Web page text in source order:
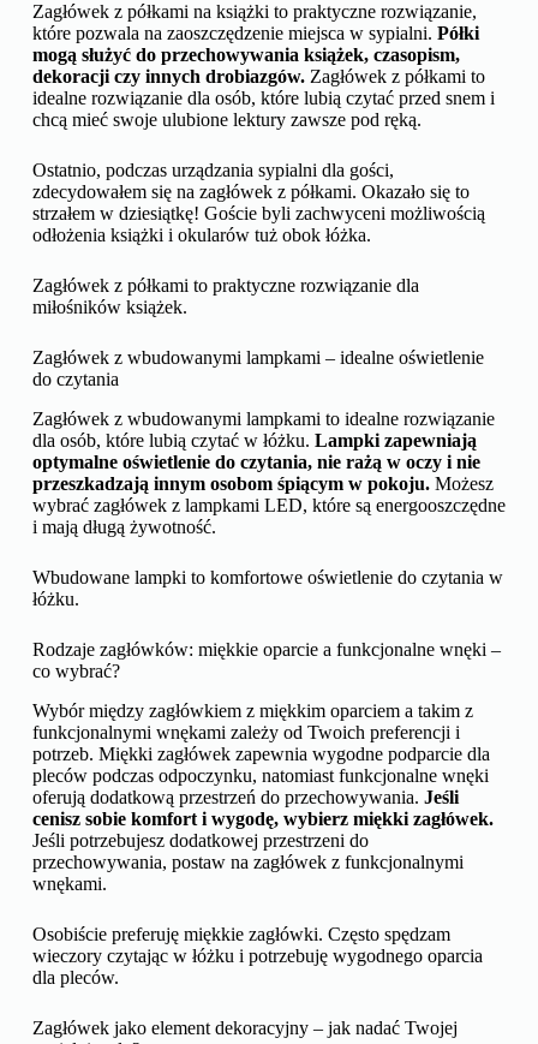
Zagłówek z półkami na książki to praktyczne rozwiązanie,
które pozwala na zaoszczędzenie miejsca w sypialni. Półki
mogą służyć do przechowywania książek, czasopism,
dekoracji czy innych drobiazgów.Zagłówek z półkami to
idealne rozwiązanie dla osób, które lubią czytać przed snem i
chcą mieć swoje ulubione lektury zawsze pod ręką.
Ostatnio, podczas urządzania sypialni dla gości,
zdecydowałem się na zagłówek z półkami. Okazało się to
strzałem w dziesiątkę! Goście byli zachwyceni możliwością
odłożenia książki i okularów tuż obok łóżka.
Zagłówek z półkami to praktyczne rozwiązanie dla
miłośników książek.
Zagłówek z wbudowanymi lampkami – idealne oświetlenie
do czytania
Zagłówek z wbudowanymi lampkami to idealne rozwiązanie
dla osób, które lubią czytać w łóżku. Lampki zapewniają
optymalne oświetlenie do czytania, nie rażą w oczy i nie
przeszkadzają innym osobom śpiącym w pokoju.Możesz
wybrać zagłówek z lampkami LED, które są energooszczędne
i mają długą żywotność.
Wbudowane lampki to komfortowe oświetlenie do czytania w
łóżku.
Rodzaje zagłówków: miękkie oparcie a funkcjonalne wnęki –
co wybrać?
Wybór między zagłówkiem z miękkim oparciem a takim z
funkcjonalnymi wnękami zależy od Twoich preferencji i
potrzeb. Miękki zagłówek zapewnia wygodne podparcie dla
pleców podczas odpoczynku, natomiast funkcjonalne wnęki
oferują dodatkową przestrzeń do przechowywania. Jeśli
cenisz sobie komfort i wygodę, wybierz miękki zagłówek.
Jeśli potrzebujesz dodatkowej przestrzeni do
przechowywania, postaw na zagłówek z funkcjonalnymi
wnękami.
Osobiście preferuję miękkie zagłówki. Często spędzam
wieczory czytając w łóżku i potrzebuję wygodnego oparcia
dla pleców.
Zagłówek jako element dekoracyjny – jak nadać Twojej